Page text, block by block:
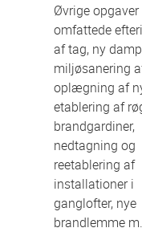
Øvrige opgaver
omfattede
af tag, ny
miljøsanering
oplægning af
etablering af
brandgardiner,
nedtagning og
reetablering af
installationer i
ganglofter, nye
brandlemme